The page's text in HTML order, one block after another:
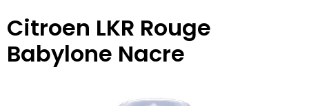
Citroen LKR Rouge
Babylone Nacre